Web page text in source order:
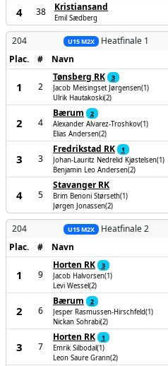
4 38 Kristiansand
Emil Sædberg
204 U15 M2X Heatfinale 1
Plac.
# Navn
1 2
Tønsberg RK
3
Jacob Meisingset Jørgensen(1)
Ulrik Hautakoski(2)
2 4
Bærum
2
Alexander Alvarez-Troshkov(1)
Elias Andersen(2)
3 3
Fredrikstad RK
1
Johan-Lauritz Nedrelid Kjøstelsen(1)
Benjamin Leo Andersen(2)
4 5
Stavanger RK
Brim Benoni Størseth(1)
Jørgen Jonassen(2)
204 U15 M2X Heatfinale 2
Plac.
# Navn
1 9
Horten RK
3
Jacob Halvorsen(1)
Levi Wessel(2)
2 6
Bærum
2
Jesper Rasmussen-Hirschfeld(1)
Nickan Sohrabi(2)
3 7
Horten RK
1
Emrik Silbodal(1)
Leon Saure Grann(2)